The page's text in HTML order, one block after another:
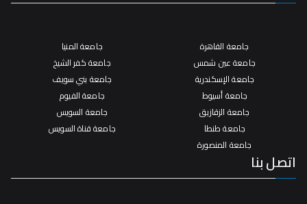
جامعة القاهرة
جامعة عين شمس
جامعة الإسكندرية
جامعة أسيوط
جامعة الزقازيق
جامعة طنطا
جامعة المنصورة
جامعة المنيا
جامعة كفر الشيخ
جامعة بني سويف
جامعة الفيوم
جامعة السويس
جامعة قناة السويس
اتصل بنا